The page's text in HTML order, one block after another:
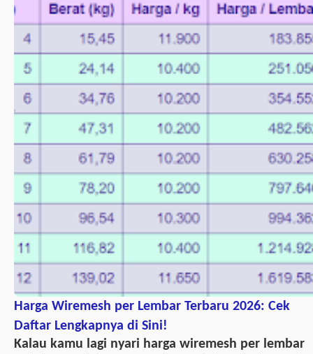
Harga Wiremesh per Lembar Terbaru 2026: Cek
Daftar Lengkapnya di Sini!
Kalau kamu lagi nyari harga wiremesh per lembar